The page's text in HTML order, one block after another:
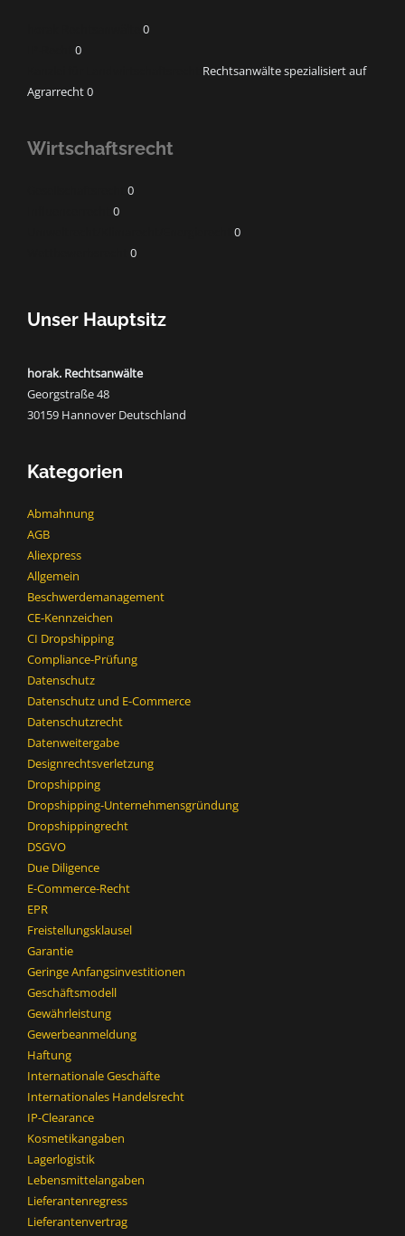
0
0
Rechtsanwälte spezialisiert auf
Agrarrecht 0
Wirtschaftsrecht
0
0
0
0
Unser Hauptsitz
horak. Rechtsanwälte
Georgstraße 48
30159 Hannover Deutschland
Kategorien
Abmahnung
AGB
Aliexpress
Allgemein
Beschwerdemanagement
CE-Kennzeichen
CI Dropshipping
Compliance-Prüfung
Datenschutz
Datenschutz und E-Commerce
Datenschutzrecht
Datenweitergabe
Designrechtsverletzung
Dropshipping
Dropshipping-Unternehmensgründung
Dropshippingrecht
DSGVO
Due Diligence
E-Commerce-Recht
EPR
Freistellungsklausel
Garantie
Geringe Anfangsinvestitionen
Geschäftsmodell
Gewährleistung
Gewerbeanmeldung
Haftung
Internationale Geschäfte
Internationales Handelsrecht
IP-Clearance
Kosmetikangaben
Lagerlogistik
Lebensmittelangaben
Lieferantenregress
Lieferantenvertrag